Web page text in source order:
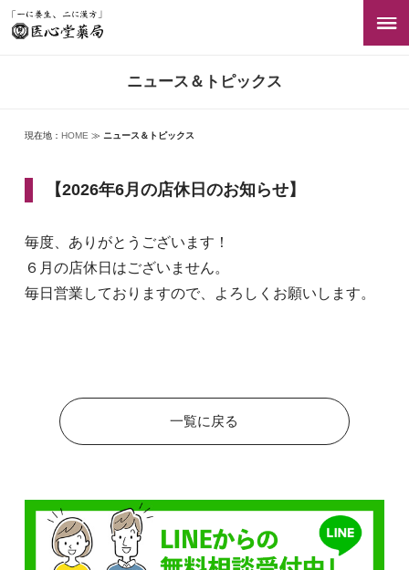
現在地： HOME ≫ ニュース＆トピックス
ニュース＆トピックス
【2026年6月の店休日のお知らせ】
毎度、ありがとうございます！
６月の店休日はございません。
毎日営業しておりますので、よろしくお願いします。
一覧に戻る